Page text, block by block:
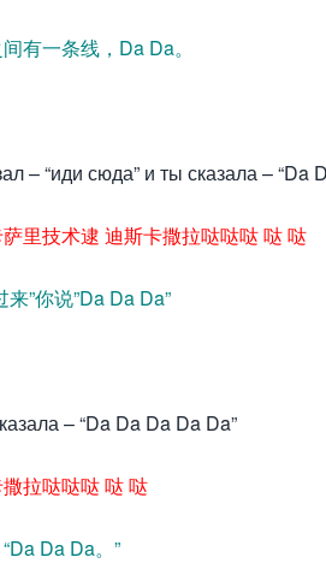
有一条线，Da Da。
– “иди сюда” и ты сказала – “Da
里技术逮 迪斯卡撒拉哒哒哒 哒 哒
”你说”Da Da Da”
– “Da Da Da Da Da”
拉哒哒哒 哒 哒
Da Da。”